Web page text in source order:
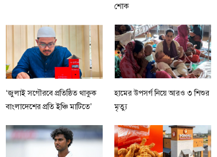
শোক
‘জুলাই সগৌরবে প্রতিষ্ঠিত থাকুক
বাংলাদেশের প্রতি ইঞ্চি মাটিতে’
হামের উপসর্গ নিয়ে আরও ৩ শিশুর
মৃত্যু